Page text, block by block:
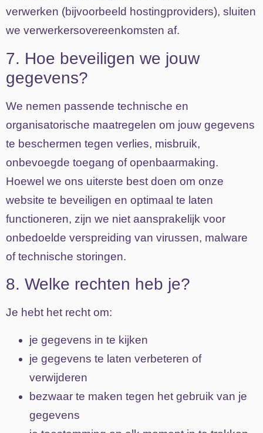
verwerken (bijvoorbeeld hostingproviders), sluiten
we verwerkersovereenkomsten af.
7. Hoe beveiligen we jouw
gegevens?
We nemen passende technische en
organisatorische maatregelen om jouw gegevens
te beschermen tegen verlies, misbruik,
onbevoegde toegang of openbaarmaking.
Hoewel we ons uiterste best doen om onze
website te beveiligen en optimaal te laten
functioneren, zijn we niet aansprakelijk voor
onbedoelde verspreiding van virussen, malware
of technische storingen.
8. Welke rechten heb je?
Je hebt het recht om:
je gegevens in te kijken
je gegevens te laten verbeteren of
verwijderen
bezwaar te maken tegen het gebruik van je
gegevens